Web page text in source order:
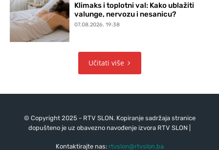
Klimaks i toplotni val: Kako ublažiti
valunge, nervozu i nesanicu?
07.08.2026. 19:38
Učitati više
© Copyright 2025 - RTV SLON. Kopiranje sadržaja stranice
dopušteno je uz obavezno navođenje izvora RTV SLON |
Kontaktirajte nas: rtvslon@rtvslon.ba